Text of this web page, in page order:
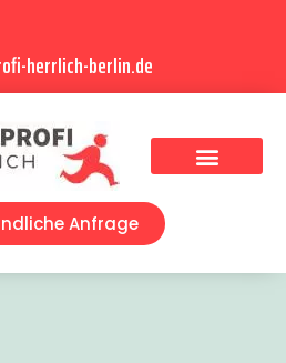
herrlich-berlin.de
Anfrage